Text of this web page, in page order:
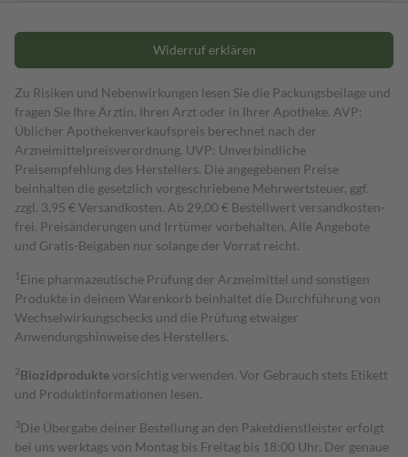
Widerruf erklären
Zu Risiken und Nebenwirkungen lesen Sie die Packungsbeilage und
fragen Sie Ihre Ärztin, Ihren Arzt oder in Ihrer Apotheke. AVP:
Üblicher Apothekenverkaufspreis berechnet nach der
Arzneimittelpreisverordnung. UVP: Unverbindliche
Preisempfehlung des Herstellers. Die angegebenen Preise
beinhalten die gesetzlich vorgeschriebene Mehrwertsteuer, ggf.
zzgl. 3,95 € Versandkosten. Ab 29,00 € Bestell­wert versand­kosten­
frei. Preisänderungen und Irrtümer vorbehalten. Alle Angebote
und Gratis-Beigaben nur solange der Vorrat reicht.
1 Eine pharmazeutische Prüfung der Arzneimittel und sonstigen
Produkte in deinem Warenkorb beinhaltet die Durchführung von
Wechselwirkungschecks und die Prüfung etwaiger
Anwendungshinweise des Herstellers.
2Biozidproduktevorsichtig verwenden. Vor Gebrauch stets Etikett
und Produktinformationen lesen.
3Die Übergabe deiner Bestellung an den Paketdienstleister erfolgt
bei uns werktags von Montag bis Freitag bis 18:00 Uhr. Der genaue